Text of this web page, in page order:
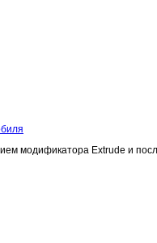
модификатора Extrude и